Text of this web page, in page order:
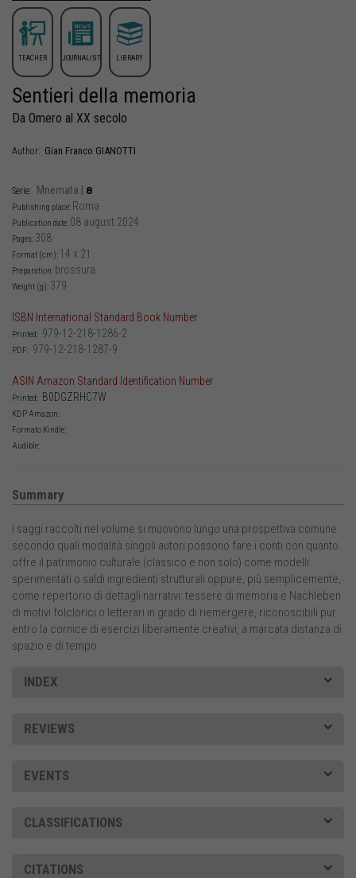
TEACHER JOURNALIST LIBRARY
Sentieri della memoria
Da Omero al XX secolo
Author: Gian Franco GIANOTTI
Serie: Mnemata 8
Publishing place: Roma
Publication date: 08 august 2024
Pages: 308
Format (cm): 14 x 21
Preparation: brossura
Weight (g): 379
ISBN International Standard Book Number
Printed: 979-12-218-1286-2
PDF: 979-12-218-1287-9
ASIN Amazon Standard Identification Number
Printed: B0DGZRHC7W
KDP Amazon:
Formato Kindle:
Audible:
Summary
I saggi raccolti nel volume si muovono lungo una prospettiva comune:
secondo quali modalità singoli autori possono fare i conti con quanto
offre il patrimonio culturale (classico e non solo) come modelli
sperimentati o saldi ingredienti strutturali oppure, più semplicemente,
come repertorio di dettagli narrativi: tessere di memoria e Nachleben
di motivi folclorici o letterari in grado di riemergere, riconoscibili pur
entro la cornice di esercizi liberamente creativi, a marcata distanza di
spazio e di tempo.
INDEX
REVIEWS
EVENTS
CLASSIFICATIONS
CITATIONS